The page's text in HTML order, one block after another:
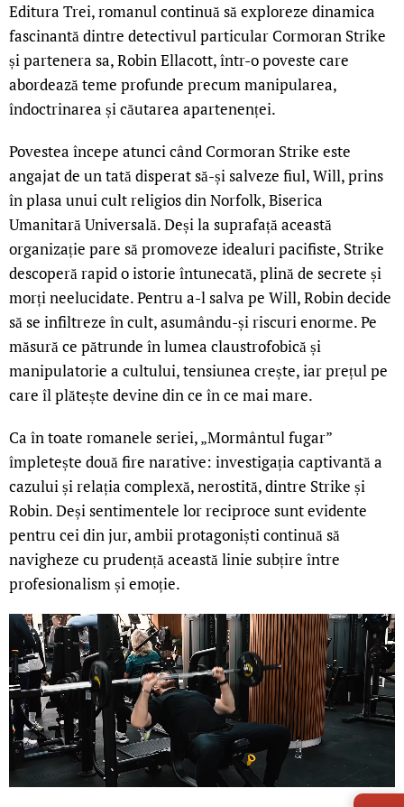
Editura Trei, romanul continuă să exploreze dinamica
fascinantă dintre detectivul particular Cormoran Strike
și partenera sa, Robin Ellacott, într-o poveste care
abordează teme profunde precum manipularea,
îndoctrinarea și căutarea apartenenței.
Povestea începe atunci când Cormoran Strike este
angajat de un tată disperat să-și salveze fiul, Will, prins
în plasa unui cult religios din Norfolk, Biserica
Umanitară Universală. Deși la suprafață această
organizație pare să promoveze idealuri pacifiste, Strike
descoperă rapid o istorie întunecată, plină de secrete și
morți neelucidate. Pentru a-l salva pe Will, Robin decide
să se infiltreze în cult, asumându-și riscuri enorme. Pe
măsură ce pătrunde în lumea claustrofobică și
manipulatorie a cultului, tensiunea crește, iar prețul pe
care îl plătește devine din ce în ce mai mare.
Ca în toate romanele seriei, „Mormântul fugar”
împletește două fire narative: investigația captivantă a
cazului și relația complexă, nerostită, dintre Strike și
Robin. Deși sentimentele lor reciproce sunt evidente
pentru cei din jur, ambii protagoniști continuă să
navigheze cu prudență această linie subțire între
profesionalism și emoție.